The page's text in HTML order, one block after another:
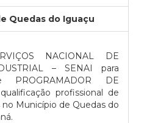
Quedas do Iguaçu
NACIONAL DE
– SENAI para
DE
profissional de
Município de Quedas do